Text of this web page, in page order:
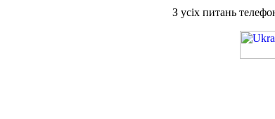
З усіх питань